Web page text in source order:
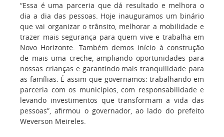
“Essa é uma parceria que dá resultado e melhora o
dia a dia das pessoas. Hoje inauguramos um binário
que vai organizar o trânsito, melhorar a mobilidade e
trazer mais segurança para quem vive e trabalha em
Novo Horizonte. Também demos início à construção
de mais uma creche, ampliando oportunidades para
nossas crianças e garantindo mais tranquilidade para
as famílias. É assim que governamos: trabalhando em
parceria com os municípios, com responsabilidade e
levando investimentos que transformam a vida das
pessoas”, afirmou o governador, ao lado do prefeito
Weverson Meireles.